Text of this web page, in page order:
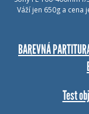
Váží jen 650g a cena
BAREVNÁ
Test